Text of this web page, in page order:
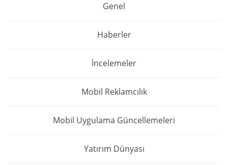
Genel
Haberler
İncelemeler
Mobil Reklamcılık
Mobil Uygulama Güncellemeleri
Yatırım Dünyası